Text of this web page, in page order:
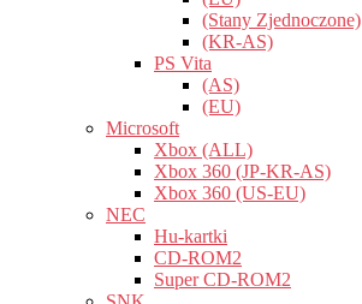
(Stany Zjednoczone)
(KR-AS)
PS Vita
(AS)
(EU)
Microsoft
Xbox (ALL)
Xbox 360 (JP-KR-AS)
Xbox 360 (US-EU)
NEC
Hu-kartki
CD-ROM2
Super CD-ROM2